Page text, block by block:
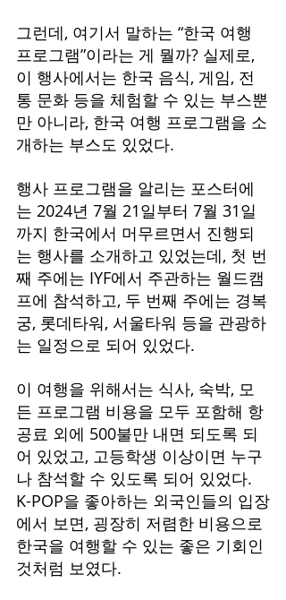
그런데, 여기서 말하는 “한국 여행
프로그램”이라는 게 뭘까? 실제로,
이 행사에서는 한국 음식, 게임, 전
통 문화 등을 체험할 수 있는 부스뿐
만 아니라, 한국 여행 프로그램을 소
개하는 부스도 있었다.
행사 프로그램을 알리는 포스터에
는 2024년 7월 21일부터 7월 31일
까지 한국에서 머무르면서 진행되
는 행사를 소개하고 있었는데, 첫 번
째 주에는 IYF에서 주관하는 월드캠
프에 참석하고, 두 번째 주에는 경복
궁, 롯데타워, 서울타워 등을 관광하
는 일정으로 되어 있었다.
이 여행을 위해서는 식사, 숙박, 모
든 프로그램 비용을 모두 포함해 항
공료 외에 500불만 내면 되도록 되
어 있었고, 고등학생 이상이면 누구
나 참석할 수 있도록 되어 있었다.
K-POP을 좋아하는 외국인들의 입장
에서 보면, 굉장히 저렴한 비용으로
한국을 여행할 수 있는 좋은 기회인
것처럼 보였다.